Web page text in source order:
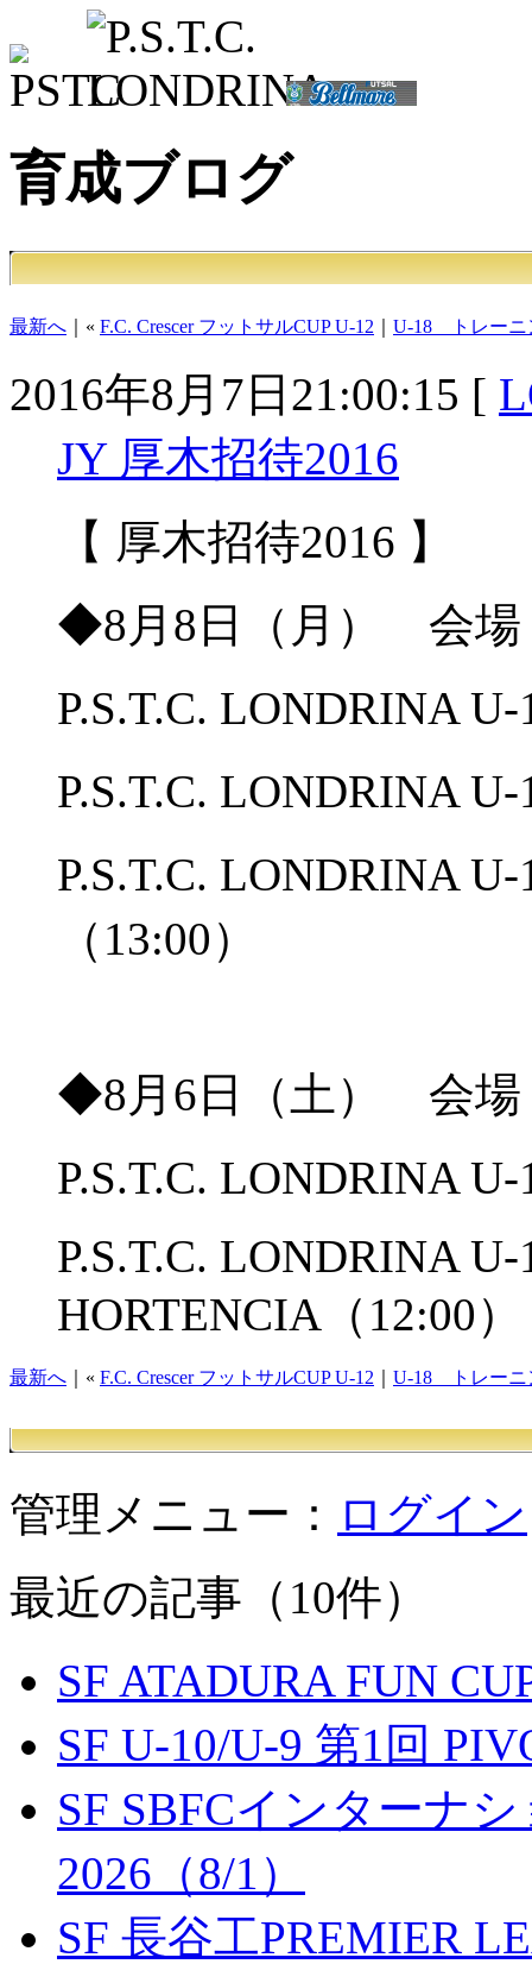
育成ブログ
最新へ ｜« F.C. Crescer フットサルCUP U-12 U-18 トレーニ
2016年8月7日21:00:15 [
JY 厚木招待2016
【 厚木招待2016 】
◆8月8日（月） 会場
P.S.T.C. LONDRINA
P.S.T.C. LONDRINA
P.S.T.C. LONDRINA
（13:00）
◆8月6日（土） 会場
P.S.T.C. LONDRINA
P.S.T.C. LONDRINA
HORTENCIA（12:00）
最新へ ｜« F.C. Crescer フットサルCUP U-12 U-18 トレーニ
管理メニュー： ログイン
最近の記事（10件）
SF ATADURA FUN
SF U-10/U-9 第1回
SF SBFCインターナ
2026（8/1）
SF 長谷工PREMIER